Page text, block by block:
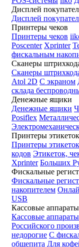
Дисплей
Дисплей
Принтеры чеков
Принтеры чеков
Poscenter Xprinter
фискальным
Сканеры
Сканеры
Atol 2D С экраном
склада
Денежные ящики
Денежные ящики
Posiflex
Принтеры
Принтеры
кодов Этикеток,
Xprinter Больших
Фискальные
Фискальные
накопителем
USB
Кассовые аппараты
Кассовые аппараты
Российского
недорогие С
общепита Для